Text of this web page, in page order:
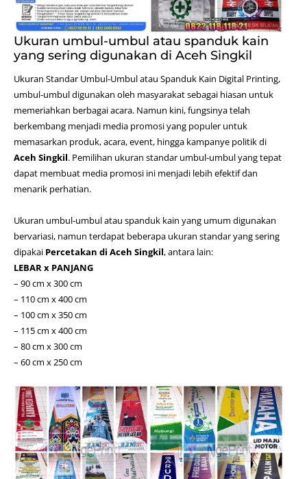
Ukuran umbul-umbul atau spanduk kain
yang sering digunakan di Aceh Singkil
Ukuran Standar Umbul-Umbul atau Spanduk Kain Digital Printing,
umbul-umbul digunakan oleh masyarakat sebagai hiasan untuk
memeriahkan berbagai acara. Namun kini, fungsinya telah
berkembang menjadi media promosi yang populer untuk
memasarkan produk, acara, event, hingga kampanye politik di
Aceh Singkil. Pemilihan ukuran standar umbul-umbul yang tepat
dapat membuat media promosi ini menjadi lebih efektif dan
menarik perhatian.
Ukuran umbul-umbul atau spanduk kain yang umum digunakan
bervariasi, namun terdapat beberapa ukuran standar yang sering
dipakai Percetakan di Aceh Singkil, antara lain:
LEBAR x PANJANG
– 90 cm x 300 cm
– 110 cm x 400 cm
– 100 cm x 350 cm
– 115 cm x 400 cm
– 80 cm x 300 cm
– 60 cm x 250 cm